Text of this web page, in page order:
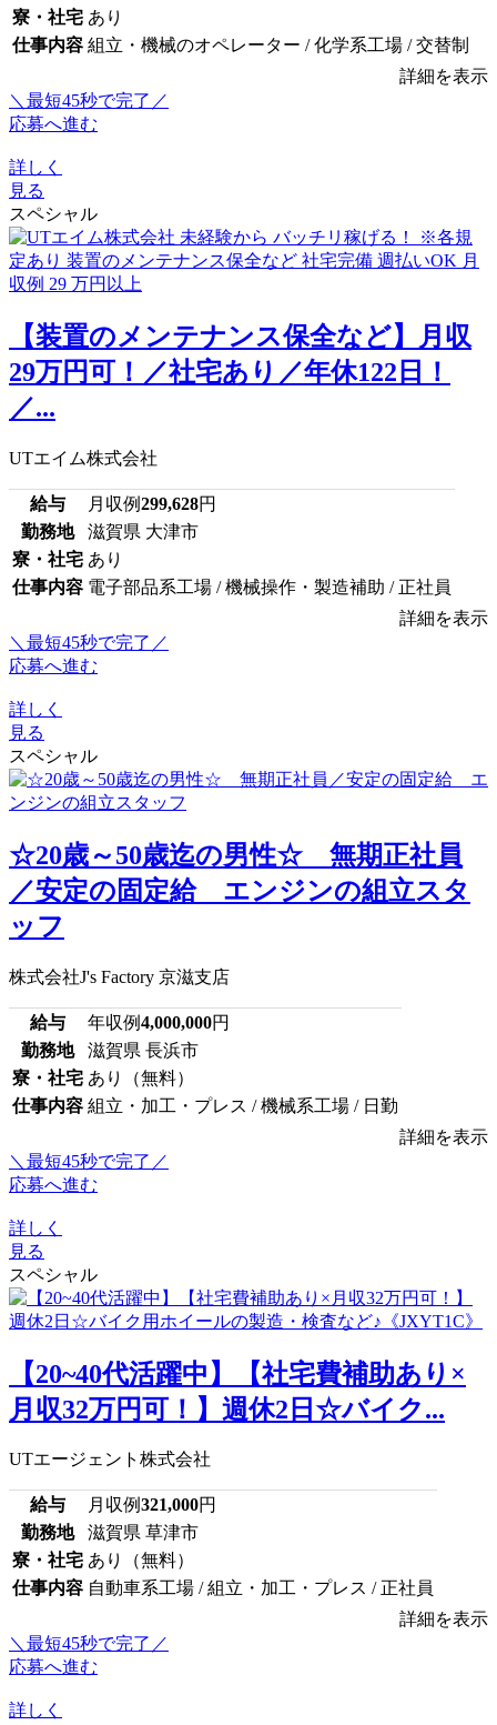
寮・社宅 あり
仕事内容 組立・機械のオペレーター / 化学系工場 / 交替制
詳細を表示
＼最短45秒で完了／
応募へ進む
詳しく
見る
スペシャル
【装置のメンテナンス保全など】月収
29万円可！／社宅あり／年休122日！
／...
UTエイム株式会社
給与 月収例299,628円
勤務地
滋賀県 大津市
寮・社宅 あり
仕事内容 電子部品系工場 / 機械操作・製造補助 / 正社員
詳細を表示
＼最短45秒で完了／
応募へ進む
詳しく
見る
スペシャル
☆20歳～50歳迄の男性☆ 無期正社員
／安定の固定給 エンジンの組立スタ
ッフ
株式会社J's Factory 京滋支店
給与 年収例4,000,000円
勤務地
滋賀県 長浜市
寮・社宅 あり（無料）
仕事内容 組立・加工・プレス / 機械系工場 / 日勤
詳細を表示
＼最短45秒で完了／
応募へ進む
詳しく
見る
スペシャル
【20~40代活躍中】【社宅費補助あり×
月収32万円可！】週休2日☆バイク...
UTエージェント株式会社
給与 月収例321,000円
勤務地
滋賀県 草津市
寮・社宅 あり（無料）
仕事内容 自動車系工場 / 組立・加工・プレス / 正社員
詳細を表示
＼最短45秒で完了／
応募へ進む
詳しく